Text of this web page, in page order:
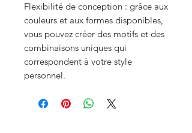
Flexibilité de conception : grâce aux
couleurs et aux formes disponibles,
vous pouvez créer des motifs et des
combinaisons uniques qui
correspondent à votre style
personnel.